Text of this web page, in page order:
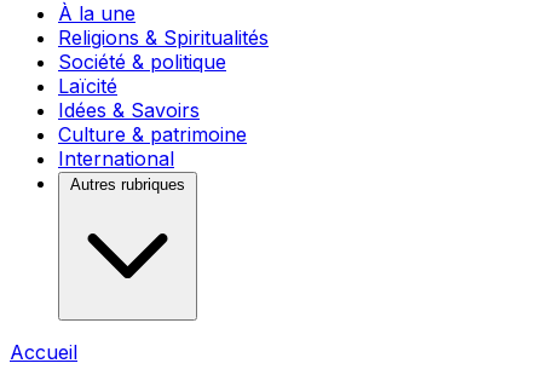
À la une
Religions & Spiritualités
Société & politique
Laïcité
Idées & Savoirs
Culture & patrimoine
International
Autres rubriques
Accueil